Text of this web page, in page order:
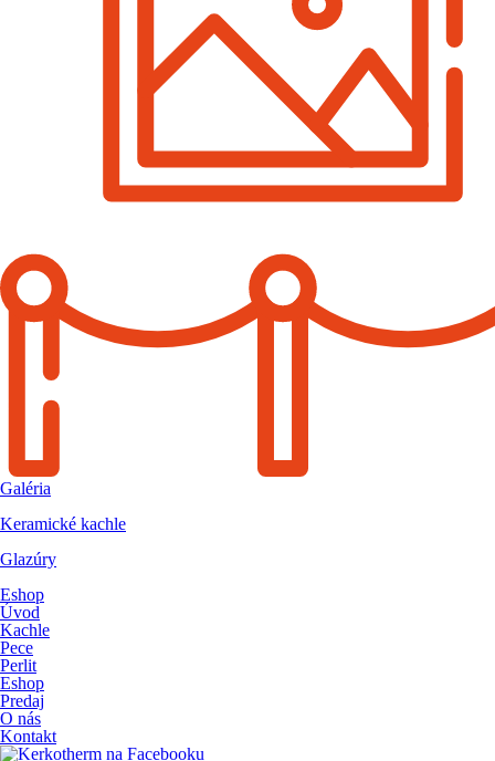
Galéria
Keramické kachle
Glazúry
Eshop
Úvod
Kachle
Pece
Perlit
Eshop
Predaj
O nás
Kontakt